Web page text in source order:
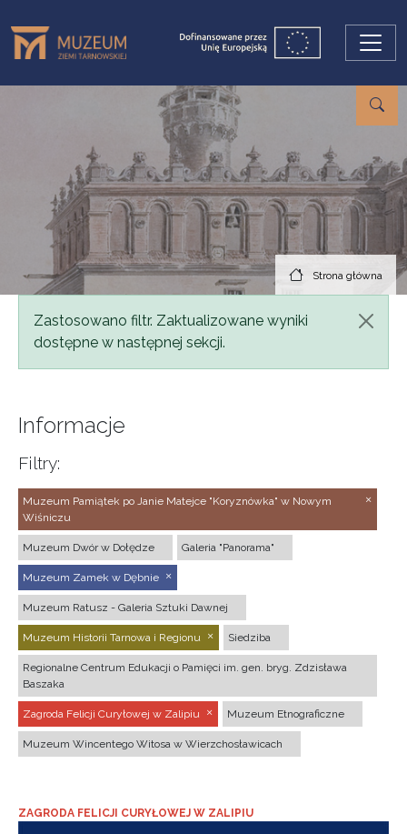
Strona główna
Komunikat
Zastosowano filtr. Zaktualizowane wyniki
dostępne w następnej sekcji.
Informacje
Filtry:
Muzeum Pamiątek po Janie Matejce "Koryznówka" w Nowym
Wiśniczu
Muzeum Dwór w Dołędze Galeria "Panorama"
Muzeum Zamek w Dębnie
Muzeum Ratusz - Galeria Sztuki Dawnej
Muzeum Historii Tarnowa i Regionu Siedziba
Regionalne Centrum Edukacji o Pamięci im. gen. bryg. Zdzisława
Baszaka
Zagroda Felicji Curyłowej w Zalipiu Muzeum Etnograficzne
Muzeum Wincentego Witosa w Wierzchosławicach
ZAGRODA FELICJI CURYŁOWEJ W ZALIPIU